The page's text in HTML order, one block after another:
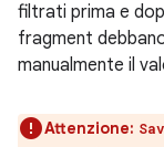
filtrati prima e
fragment
manualmente il
Attenzione: